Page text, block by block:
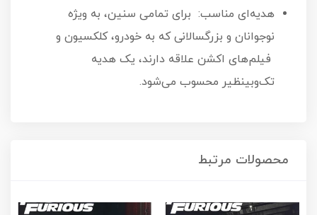
هدیه‌ای مناسب: برای تمامی سنین، به ویژه
نوجوانان و بزرگسالانی که به خودرو، کلکسیون و
فیلم‌های اکشن علاقه دارند، یک هدیه
تک‌و‌بینظیر محسوب می‌شود.
محصولات مرتبط